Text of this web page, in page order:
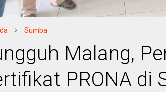
Sumba
Malang,
PRONA di